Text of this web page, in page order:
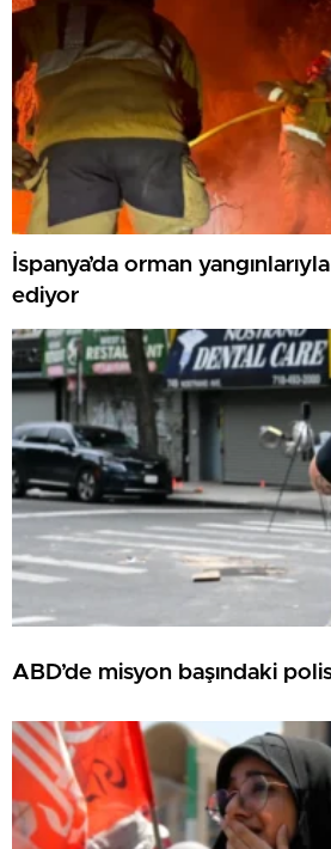
İspanya’da orman
ediyor
ABD’de misyon başındaki